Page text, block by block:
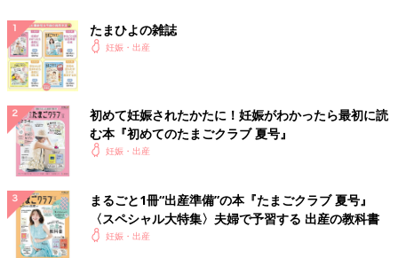
たまひよの雑誌
妊娠・出産
初めて妊娠されたかたに！妊娠がわかったら最初に読
む本『初めてのたまごクラブ 夏号』
妊娠・出産
まるごと1冊“出産準備”の本『たまごクラブ 夏号』
〈スペシャル大特集〉夫婦で予習する 出産の教科書
妊娠・出産